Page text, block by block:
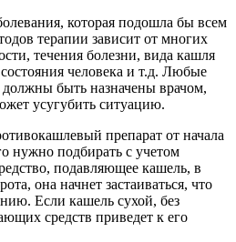
которая подошла бы всем
терапии зависит от многих
течения болезни, вида кашля
человека и т.д. Любые
быть назначены врачом,
усугубить ситуацию.
препарат от начала
нужно подбирать с учетом
подавляющее кашель, в
она начнет застаиваться, что
Если кашель сухой, без
средств приведет к его